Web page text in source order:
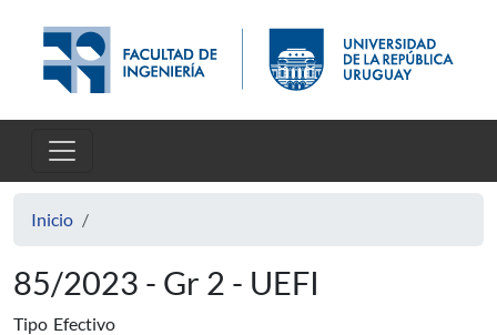
Inicio
85/2023 - Gr 2 - UEFI
Tipo Efectivo